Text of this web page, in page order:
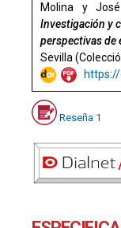
Molina y
Investigación y
perspectivas de
Sevilla
Reseña 1